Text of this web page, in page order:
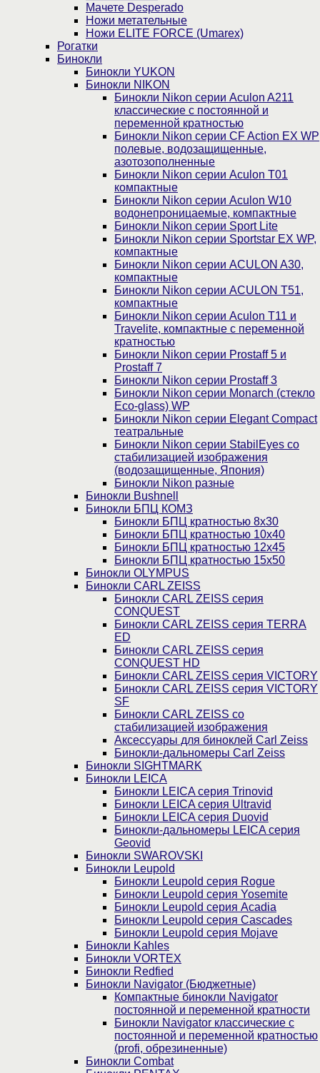
Мачете Desperado
Ножи метательные
Ножи ELITE FORCE (Umarex)
Рогатки
Бинокли
Бинокли YUKON
Бинокли NIKON
Бинокли Nikon серии Aculon A211
классические с постоянной и
переменной кратностью
Бинокли Nikon серии СF Action EX WP
полевые, водозащищенные,
азотозополненные
Бинокли Nikon серии Aculon T01
компактные
Бинокли Nikon серии Aculon W10
водонепроницаемые, компактные
Бинокли Nikon серии Sport Lite
Бинокли Nikon серии Sportstar EX WP,
компактные
Бинокли Nikon серии ACULON A30,
компактные
Бинокли Nikon серии ACULON Т51,
компактные
Бинокли Nikon серии Aculon T11 и
Travelite, компактные с переменной
кратностью
Бинокли Nikon серии Prostaff 5 и
Prostaff 7
Бинокли Nikon серии Prostaff 3
Бинокли Nikon серии Monarch (стекло
Eco-glass) WP
Бинокли Nikon серии Elegant Compact
театральные
Бинокли Nikon серии StabilEyes со
стабилизацией изображения
(водозащищенные, Япония)
Бинокли Nikon разные
Бинокли Bushnell
Бинокли БПЦ КОМЗ
Бинокли БПЦ кратностью 8х30
Бинокли БПЦ кратностью 10х40
Бинокли БПЦ кратностью 12х45
Бинокли БПЦ кратностью 15х50
Бинокли OLYMPUS
Бинокли CARL ZEISS
Бинокли CARL ZEISS серия
CONQUEST
Бинокли CARL ZEISS серия TERRA
ED
Бинокли CARL ZEISS серия
CONQUEST HD
Бинокли CARL ZEISS серия VICTORY
Бинокли CARL ZEISS серия VICTORY
SF
Бинокли CARL ZEISS со
стабилизацией изображения
Аксессуары для биноклей Carl Zeiss
Бинокли-дальномеры Carl Zeiss
Бинокли SIGHTMARK
Бинокли LEICA
Бинокли LEICA серия Trinovid
Бинокли LEICA серия Ultravid
Бинокли LEICA серия Duovid
Бинокли-дальномеры LEICA серия
Geovid
Бинокли SWAROVSKI
Бинокли Leupold
Бинокли Leupold серия Rogue
Бинокли Leupold серия Yosemite
Бинокли Leupold серия Acadia
Бинокли Leupold серия Cascades
Бинокли Leupold серия Mojave
Бинокли Kahles
Бинокли VORTEX
Бинокли Redfied
Бинокли Navigator (Бюджетные)
Компактные бинокли Navigator
постоянной и переменной кратности
Бинокли Navigator классические с
постоянной и переменной кратностью
(profi, обрезиненные)
Бинокли Combat